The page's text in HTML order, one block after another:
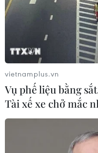
Bắc Bộ
07/08/2026 23:29
Campuchia nỗ lực
hoang dã trước nguy
07/08/2026 22:45
Áp thấp nhiệt đới trên
gây ảnh hưởng thế
vietnamplus.vn
Vụ phế liệu bằng
Tài xế xe chở mắc